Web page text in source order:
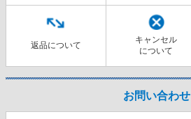
返品について
キャンセル
について
お問い合わせ